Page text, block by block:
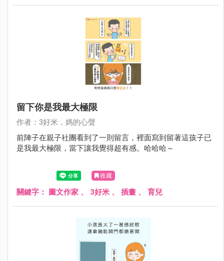
留下你是我最大極限
作者：3好米，媽的心聲
前陣子在親子社團看到了一則留言，裡面寫到留著這孩子已
是我最大極限，當下讓我覺得超有感。哈哈哈～
收藏
關鍵字： 圖文作家 、 3好米 、 插畫 、 育兒